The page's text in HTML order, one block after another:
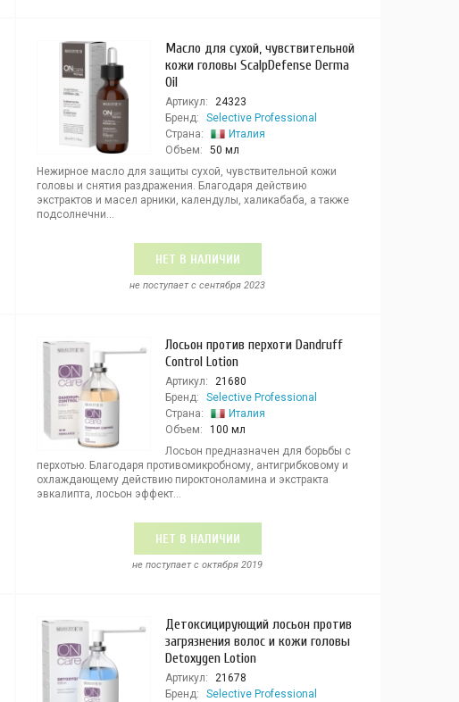
Масло для сухой, чувствительной
кожи головы ScalpDefense Derma
Oil
Артикул:
24323
Бренд:
Selective Professional
Страна:
Италия
Объем:
50 мл
Нежирное масло для защиты сухой, чувствительной кожи
головы и снятия раздражения. Благодаря действию
экстрактов и масел арники, календулы, халикабаба, а также
подсолнечни...
НЕТ В НАЛИЧИИ
не поступает c сентября 2023
Лосьон против перхоти Dandruff
Control Lotion
Артикул:
21680
Бренд:
Selective Professional
Страна:
Италия
Объем:
100 мл
Лосьон предназначен для борьбы с
перхотью. Благодаря противомикробному, антигрибковому и
охлаждающему действию пироктоноламина и экстракта
эвкалипта, лосьон эффект...
НЕТ В НАЛИЧИИ
не поступает c октября 2019
Детоксицирующий лосьон против
загрязнения волос и кожи головы
Detoxygen Lotion
Артикул:
21678
Бренд:
Selective Professional